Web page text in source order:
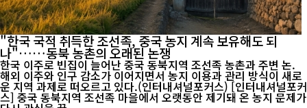
"한국 국적 취득한 조선족, 중국 농지 계속 보유해도 되
나"……동북 농촌의 오래된 논쟁
한국 이주로 빈집이 늘어난 중국 동북지역 조선족 농촌과 주변 논.
해외 이주와 인구 감소가 이어지면서 농지 이용과 관리 방식이 새로
운 지역 과제로 떠오르고 있다.(인터내셔널포커스) [인터내셔널포커
스] 중국 동북지역 조선족 마을에서 오랫동안 제기돼 온 농지 문제가